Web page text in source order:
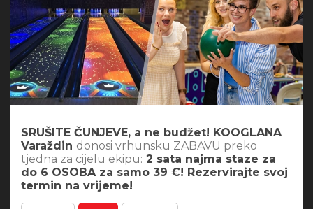
SRUŠITE ČUNJEVE, a ne budžet! KOOGLANA
Varaždin donosi vrhunsku ZABAVU preko
tjedna za cijelu ekipu: 2 sata najma staze za
do 6 OSOBA za samo 39 €! Rezervirajte svoj
termin na vrijeme!